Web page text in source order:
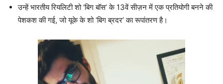
उन्हें भारतीय रियलिटी शो ‘बिग बॉस’ के 13वें सीज़न में एक प्रतियोगी बनने की
पेशकश की गई, जो यूके के शो ‘बिग ब्रदर’ का रूपांतरण है।